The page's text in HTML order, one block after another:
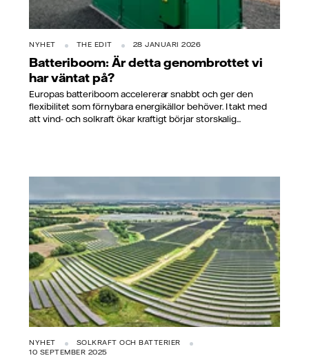
NYHET THE EDIT 28 JANUARI 2026
Batteriboom: Är detta genombrottet vi
har väntat på?
Europas batteriboom accelererar snabbt och ger den
flexibilitet som förnybara energikällor behöver. I takt med
att vind- och solkraft ökar kraftigt börjar storskalig...
NYHET
SOLKRAFT OCH BATTERIER
10 SEPTEMBER 2025